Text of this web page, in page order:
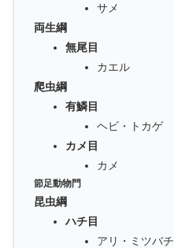
サメ
両生綱
無尾目
カエル
爬虫綱
有鱗目
ヘビ・トカゲ
カメ目
カメ
節足動物門
昆虫綱
ハチ目
アリ・ミツバチ